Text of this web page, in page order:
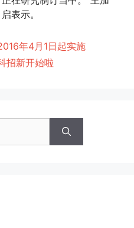
启表示。
年4月1日起实施
招新开始啦